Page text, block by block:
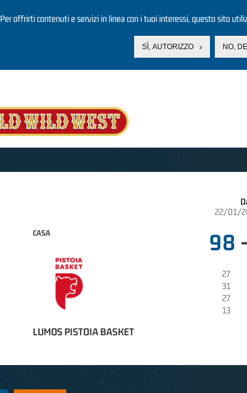
Per offrirti contenuti e servizi in linea con i tuoi interessi, questo sito
SÌ, AUTORIZZO NO,
22/01/
CASA
LUMOS PISTOIA BASKET
98
27
31
27
13